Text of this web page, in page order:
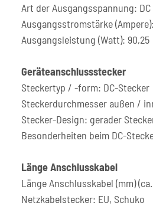
Art der Ausgangsspannung: DC
Ausgangsstromstärke
Ausgangsleistung (Watt): 90,25
Geräteanschlussstecker
Steckertyp / -form: DC-Stecker
Steckerdurchmesser außen /
Stecker-Design: gerader
Besonderheiten beim DC-
Länge Anschlusskabel
Länge Anschlusskabel (mm)
Netzkabelstecker: EU, Schuko